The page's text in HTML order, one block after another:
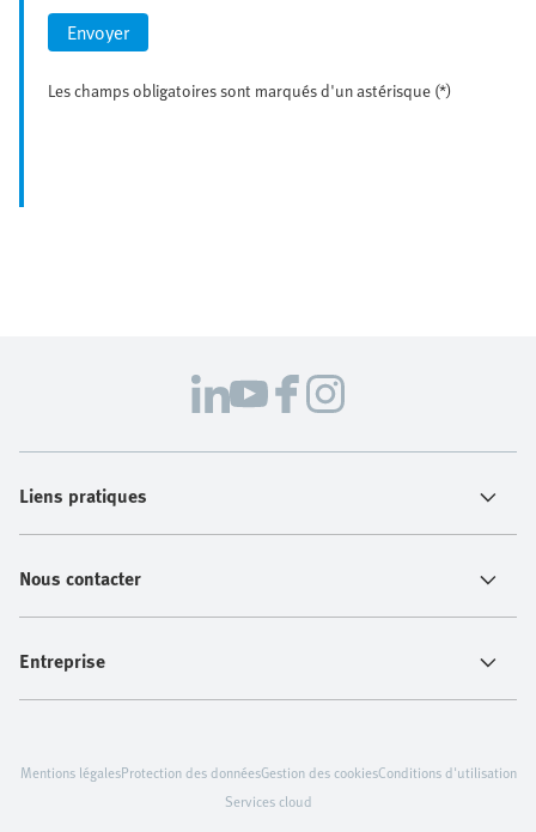
Envoyer
Les champs obligatoires sont marqués d'un astérisque (*)
Liens pratiques
Nous contacter
Entreprise
Mentions légalesProtection des donnéesGestion des cookiesConditions d'utilisation
Services cloud